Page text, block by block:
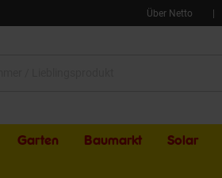
Über Netto
Garten Baumarkt Solar